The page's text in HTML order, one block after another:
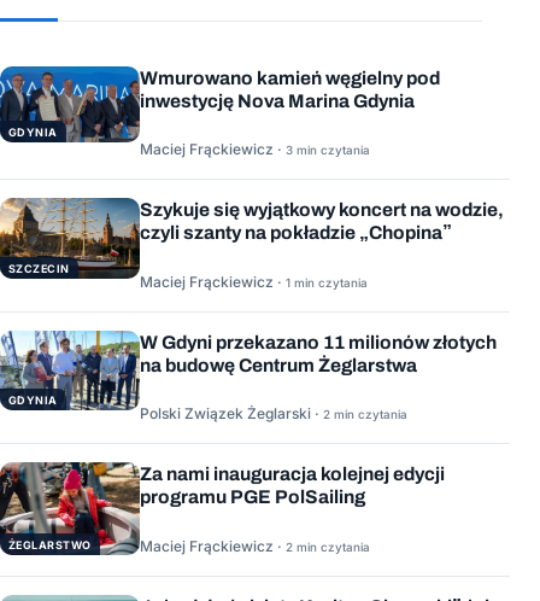
GDYNIA
Wmurowano kamień węgielny pod
inwestycję Nova Marina Gdynia
Maciej Frąckiewicz · 3 min czytania
SZCZECIN
Szykuje się wyjątkowy koncert na wodzie,
czyli szanty na pokładzie „Chopina”
Maciej Frąckiewicz · 1 min czytania
GDYNIA
W Gdyni przekazano 11 milionów złotych
na budowę Centrum Żeglarstwa
Polski Związek Żeglarski · 2 min czytania
ŻEGLARSTWO
Za nami inauguracja kolejnej edycji
programu PGE PolSailing
Maciej Frąckiewicz · 2 min czytania